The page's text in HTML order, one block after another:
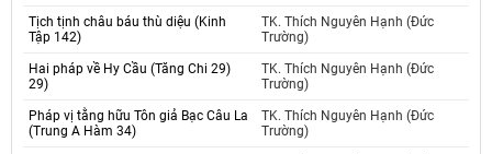
Tịch tịnh châu báu thù diệu (Kinh
Tập 142)
TK. Thích Nguyên Hạnh (Đức
Trường)
Hai pháp về Hy Cầu (Tăng Chi 29)
29)
TK. Thích Nguyên Hạnh (Đức
Trường)
Pháp vị tằng hữu Tôn giả Bạc Câu La
(Trung A Hàm 34)
TK. Thích Nguyên Hạnh (Đức
Trường)